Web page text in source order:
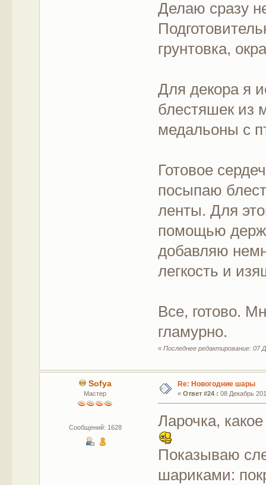
Делаю сразу
грунтовка,
Для декора я
блестяшек из
медальоны с
Готовое
посыпаю
ленты. Для
помощью
добавляю
легкость и
Все, готово.
гламурно.
«Последнее редактирование: 07
Sofya
Мастер
Сообщений: 1628
Re: Новогодние шары
« Ответ #24 : 08 Декабрь
Ларочка,
Показываю
шариками: